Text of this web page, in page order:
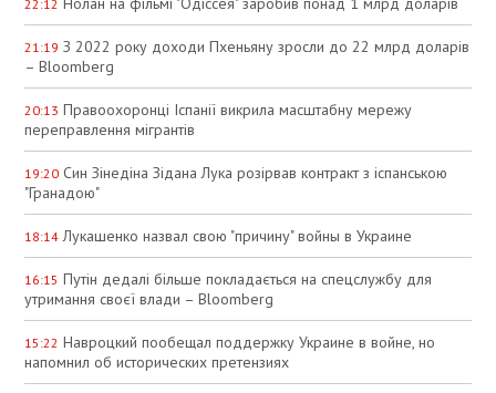
22:12
21:19 З 2022 року доходи Пхеньяну зросли до 22 млрд доларів
– Bloomberg
20:13 Правоохоронці Іспанії викрила масштабну мережу
переправлення мігрантів
19:20 Син Зінедіна Зідана Лука розірвав контракт з іспанською
"Гранадою"
18:14 Лукашенко назвал свою "причину" войны в Украине
16:15 Путін дедалі більше покладається на спецслужбу для
утримання своєї влади – Bloomberg
15:22 Навроцкий пообещал поддержку Украине в войне, но
напомнил об исторических претензиях